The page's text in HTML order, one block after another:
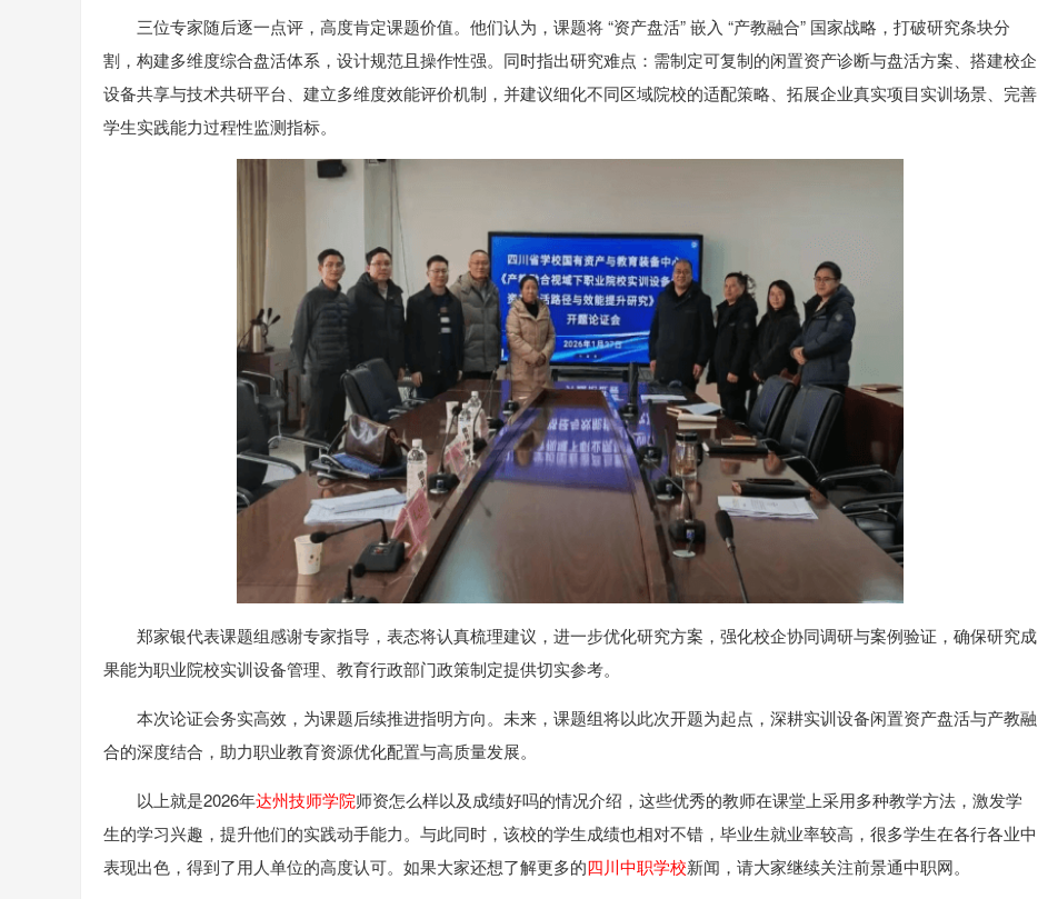
三位专家随后逐一点评，高度肯定课题价值。他们认为，课题将 “资产盘活” 嵌入 “产教融合” 国家战略，打破研究条块分
割，构建多维度综合盘活体系，设计规范且操作性强。同时指出研究难点：需制定可复制的闲置资产诊断与盘活方案、搭建校企
设备共享与技术共研平台、建立多维度效能评价机制，并建议细化不同区域院校的适配策略、拓展企业真实项目实训场景、完善
学生实践能力过程性监测指标。
郑家银代表课题组感谢专家指导，表态将认真梳理建议，进一步优化研究方案，强化校企协同调研与案例验证，确保研究成
果能为职业院校实训设备管理、教育行政部门政策制定提供切实参考。
本次论证会务实高效，为课题后续推进指明方向。未来，课题组将以此次开题为起点，深耕实训设备闲置资产盘活与产教融
合的深度结合，助力职业教育资源优化配置与高质量发展。
以上就是2026年达州技师学院师资怎么样以及成绩好吗的情况介绍，这些优秀的教师在课堂上采用多种教学方法，激发学
生的学习兴趣，提升他们的实践动手能力。与此同时，该校的学生成绩也相对不错，毕业生就业率较高，很多学生在各行各业中
表现出色，得到了用人单位的高度认可。如果大家还想了解更多的四川中职学校新闻，请大家继续关注前景通中职网。